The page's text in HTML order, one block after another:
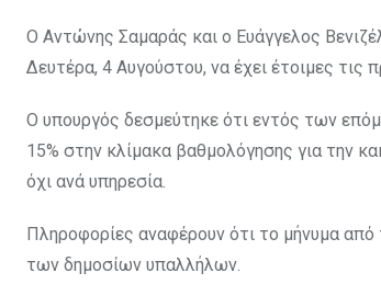
Ο Αντώνης Σαμαράς και ο Ευάγγελος
Δευτέρα, 4 Αυγούστου, να έχει έτοιμες
Ο υπουργός δεσμεύτηκε ότι εντός των
15% στην κλίμακα βαθμολόγησης για την
όχι ανά υπηρεσία.
Πληροφορίες αναφέρουν ότι το μήνυμα από
των δημοσίων υπαλλήλων.